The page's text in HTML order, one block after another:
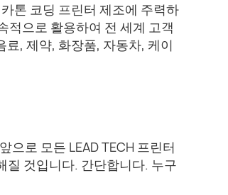
톤 코딩 프린터 제조에 주력하
적으로 활용하여 전 세계 고객
, 제약, 화장품, 자동차, 케이
로 모든 LEAD TECH 프린터
질 것입니다. 간단합니다. 누구